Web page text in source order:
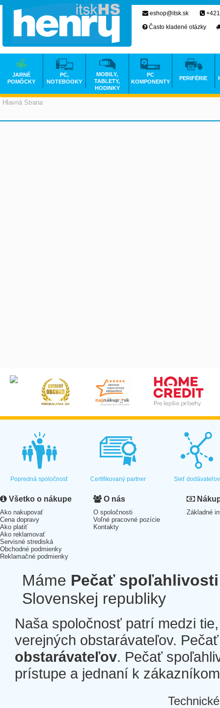
Hlavná Strana
eshop@itsk.sk
Často kladené otázky
JARNÉ
POMÔCKY
PC,
NOTEBOOKY
MOBILY,
TABLETY,
HODINKY
PC
KOMPONENTY
PERIFÉRIE
Popredná spoločnosť Certifikovaný partner Sieť dodávateľov
Všetko o nákupe
Ako nakupovať
Cena dopravy
Ako platiť
Ako reklamovať
Servisné strediská
Obchodné podmienky
Reklamačné podmienky
O nás
O spoločnosti
Voľné pracovné pozície
Kontakty
Základné
Máme Pečať spoľahlivosti
Slovenskej republiky
Naša spoločnosť patrí medzi
verejných obstarávateľov.
obstarávateľov. Pečať
prístupe a jednaní k